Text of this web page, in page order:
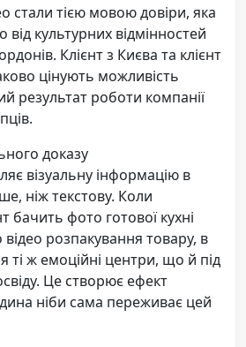
стали тією мовою довіри, яка
культурних відмінностей
Клієнт з Києва та клієнт
цінують можливість
результат роботи компанії
доказу
візуальну інформацію в
ніж текстову. Коли
бачить фото готової кухні
розпакування товару, в
ті ж емоційні центри, що й під
Це створює ефект
ніби сама переживає цей